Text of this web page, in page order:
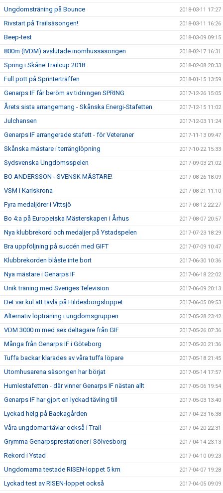
Ungdomsträning på Bounce 2018-03-11 17:27
Rivstart på Trailsäsongen! 2018-03-11 16:26
Beep-test 2018-03-09 09:15
800m (IVDM) avslutade inomhussäsongen 2018-02-17 16:31
Spring i Skåne Trailcup 2018 2018-02-08 20:33
Full pott på Sprinterträffen 2018-01-15 13:59
Genarps IF får beröm av tidningen SPRING 2017-12-26 15:05
Årets sista arrangemang - Skånska Energi-Stafetten 2017-12-15 11:02
Julchansen 2017-12-03 11:24
Genarps IF arrangerade stafett - för Veteraner 2017-11-13 09:47
Skånska mästare i terränglöpning 2017-10-22 15:33
Sydsvenska Ungdomsspelen 2017-09-03 21:02
BO ANDERSSON - SVENSK MÄSTARE! 2017-08-26 18:09
VSM i Karlskrona 2017-08-21 11:10
Fyra medaljörer i Vittsjö 2017-08-12 22:27
Bo 4:a på Europeiska Mästerskapen i Århus 2017-08-07 20:57
Nya klubbrekord och medaljer på Ystadspelen 2017-07-23 18:29
Bra uppföljning på succén med GIFT 2017-07-09 10:47
Klubbrekorden blåste inte bort 2017-06-30 10:36
Nya mästare i Genarps IF 2017-06-18 22:02
Unik träning med Sveriges Television 2017-06-09 20:13
Det var kul att tävla på Hildesborgsloppet 2017-06-05 09:53
Alternativ löpträning i ungdomsgruppen 2017-05-28 23:42
VDM 3000 m med sex deltagare från GIF 2017-05-26 07:36
Många från Genarps IF i Göteborg 2017-05-20 21:36
Tuffa backar klarades av våra tuffa löpare 2017-05-18 21:45
Utomhusarena säsongen har börjat 2017-05-14 17:57
Humlestafetten - där vinner Genarps IF nästan allt 2017-05-06 19:54
Genarps IF har gjort en lyckad tävling till 2017-05-03 13:40
Lyckad helg på Backagården 2017-04-23 16:38
Våra ungdomar tävlar också i Trail 2017-04-20 22:31
Grymma Genarpsprestationer i Sölvesborg 2017-04-14 23:13
Rekord i Ystad 2017-04-10 09:23
Ungdomarna testade RISEN-loppet 5 km 2017-04-07 19:28
Lyckad test av RISEN-loppet också 2017-04-05 09:09